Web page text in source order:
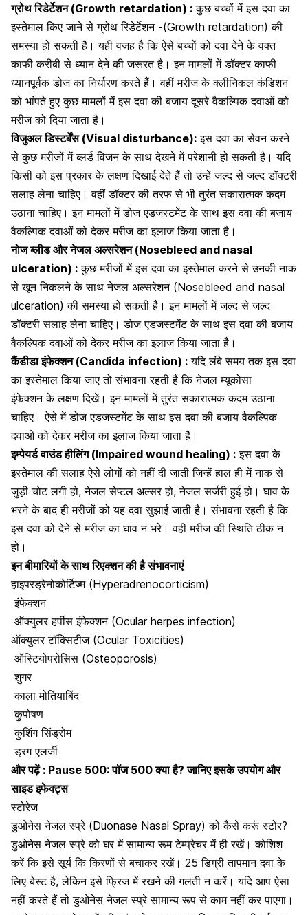
ग्रोथ रिडेर्टेशन (Growth retardation) : कुछ बच्चों में इस दवा का
इस्तेमाल किए जाने से ग्रोथ रिडेर्टेशन -(Growth retardation) की
समस्या हो सकती है। यही वजह है कि ऐसे बच्चों को दवा देने के वक्त
काफी करीबी से ध्यान देने की जरूरत है। इन मामलों में डॉक्टर काफी
ध्यानपूर्वक डोज का निर्धारण करते हैं। वहीं मरीज के क्लीनिकल कंडिशन
को भांपते हुए कुछ मामलों में इस दवा की बजाय दूसरे वैकल्पिक दवाओं को
मरीज को दिया जाता है।
विजुअल डिस्टर्बेंस (Visual disturbance): इस दवा का सेवन करने
से कुछ मरीजों में ब्लर्ड विजन के साथदेखने में परेशानी हो सकती है। यदि
किसी को इस प्रकार के लक्षण दिखाई देते हैं तो उन्हें जल्द से जल्द डॉक्टरी
सलाह लेना चाहिए। वहीं डॉक्टर की तरफ से भी तुरंत सकारात्मक कदम
उठाना चाहिए। इन मामलों में डोज एडजस्टमेंट के साथ इस दवा की बजाय
वैकल्पिक दवाओं को देकर मरीज का इलाज किया जाता है।
नोज ब्लीड और नेजल अल्सरेशन (Nosebleed and nasal
ulceration) : कुछ मरीजों में इस दवा का इस्तेमाल करने से उनकीनाक
से खूननिकलने के साथ नेजल अल्सरेशन (Nosebleed and nasal
ulceration) की समस्या हो सकती है। इन मामलों में जल्द से जल्द
डॉक्टरी सलाह लेना चाहिए। डोज एडजस्टमेंट के साथ इस दवा की बजाय
वैकल्पिक दवाओं को देकर मरीज का इलाज किया जाता है।
कैंडीडा इंफेक्शन (Candida infection) : यदि लंबे समय तक इस दवा
का इस्तेमाल किया जाए तो संभावना रहती है किनेजल म्यूकोसा
इंफेक्शनके लक्षण दिखें।इन मामलों में तुरंत सकारात्मक कदम उठाना
चाहिए। ऐसे में डोज एडजस्टमेंट के साथ इस दवा की बजाय वैकल्पिक
दवाओं को देकर मरीज का इलाज किया जाता है।
इम्पेयर्ड वाउंड हीलिंग (Impaired wound healing) : इस दवा के
इस्तेमाल की सलाह ऐसे लोगों को नहीं दी जाती जिन्हें हाल ही में नाक से
जुड़ी चोट लगी हो, नेजल सेप्टल अल्सर हो, नेजल सर्जरी हुई हो। घाव के
भरने के बाद ही मरीजों को यह दवा सुझाई जाती है। संभावना रहती है कि
इस दवा को देने से मरीज का घाव न भरे। वहीं मरीज की स्थिति ठीक न
हो।
इन बीमारियों के साथ रिएक्शन की है संभावनाएं
हाइपरड्रेनोकोर्टिज्म (Hyperadrenocorticism)
इंफेक्शन
ऑक्युलर हर्पीस इंफेक्शन (Ocular herpes infection)
ऑक्युलर टॉक्सिटीज (Ocular Toxicities)
ऑस्टियोपरोसिस (Osteoporosis)
शुगर
काला मोतियाबिंद
कुपोषण
कुशिंग सिंड्रोम
ड्रग एलर्जी
और पढ़ें : Pause 500: पॉज 500 क्या है? जानिए इसके उपयोग और
साइड इफेक्ट्स
स्टोरेज
डुओनेस नेजल स्प्रे (Duonase Nasal Spray) को कैसे करूं स्टोर?
डुओनेस नेजल स्प्रे को घर में सामान्य रूम टेम्प्रेचर में ही रखें। कोशिश
करें कि इसे सूर्य कि किरणों से बचाकर रखें। 25 डिग्री तापमान दवा के
लिए बेस्ट है, लेकिन इसे फ्रिज में रखने की गलती न करें। यदि आप ऐसा
नहीं करते हैं तो डुओनेस नेजल स्प्रे सामान्य रूप से काम नहीं कर पाएगा।